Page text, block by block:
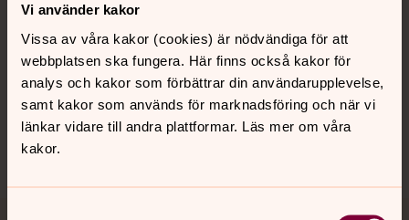
Vi använder kakor
Vissa av våra kakor (cookies) är nödvändiga för att
webbplatsen ska fungera. Här finns också kakor för
analys och kakor som förbättrar din användarupplevelse,
samt kakor som används för marknadsföring och när vi
länkar vidare till andra plattformar. Läs mer om våra
kakor.
Hitta snabbt
Sociala kanaler